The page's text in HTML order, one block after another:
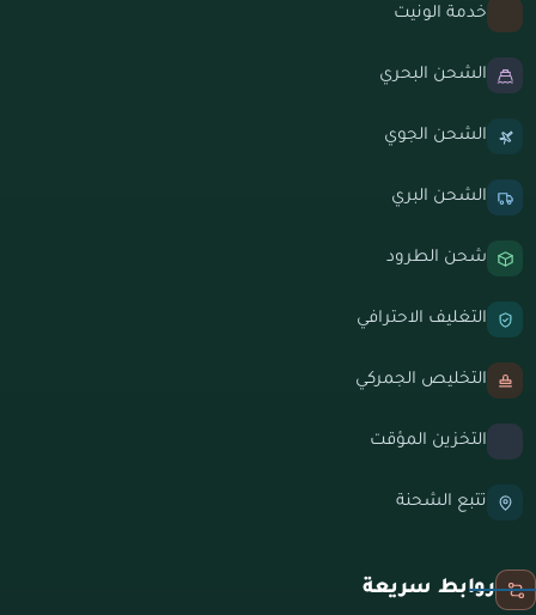
خدمة الونيت
الشحن البحري
الشحن الجوي
الشحن البري
شحن الطرود
التغليف الاحترافي
التخليص الجمركي
التخزين المؤقت
تتبع الشحنة
روابط سريعة